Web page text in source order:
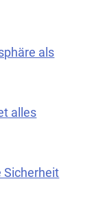
als
alles
Sicherheit